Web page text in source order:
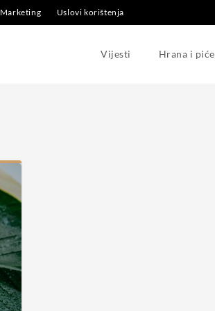
Marketing Uslovi korištenja
Vijesti Hrana i piće